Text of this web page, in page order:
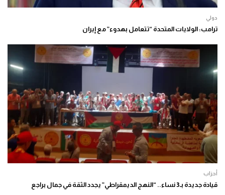
دولي
ترامب: الولايات المتحدة “تتعامل بهدوء” مع إيران
أحزاب
قيادة جديدة بـ3 نساء.. “النهج الديمقراطي” يجدد الثقة في جمال براجع